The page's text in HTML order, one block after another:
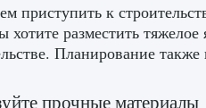
приступить к
хотите разместить
Планирование
прочные материалы